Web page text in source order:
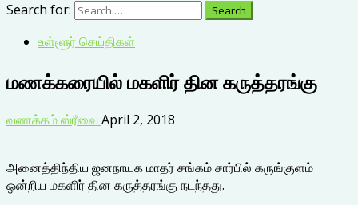
Search for:
உள்ளூர் செய்திகள்
மணக்கரையில் மகளிர் தின கருத்தரங்கு
வணக்கம் ஸ்ரீவை April 2, 2018
அனைத்திந்திய ஜனநாயக மாதர் சங்கம் சார்பில் கருங்குளம்
ஒன்றிய மகளிர் தின கருத்தரங்கு நடந்தது.